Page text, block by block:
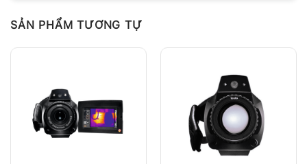
SẢN PHẨM TƯƠNG TỰ